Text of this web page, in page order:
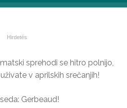
sprehodi se hitro polnijo,
v aprilskih srečanjih!
Gerbeaud!